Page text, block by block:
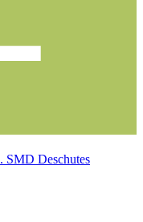
SMD Deschutes